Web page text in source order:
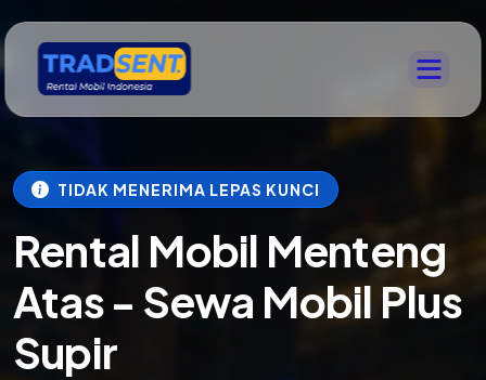
TIDAK MENERIMA LEPAS KUNCI
Rental Mobil Menteng
Atas - Sewa Mobil Plus
Supir